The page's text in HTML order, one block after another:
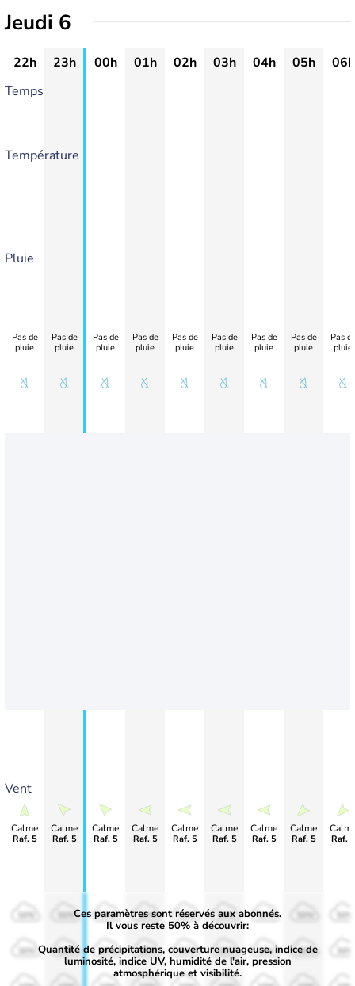
Jeudi 6
22h 23h 00h 01h 02h 03h 04h 05h
06h
Temps
Température
Pluie
Vent
Pas de
pluie
Calme
Raf. 5
Pas de
pluie
Calme
Raf. 5
Pas de
pluie
Calme
Raf. 5
Pas de
pluie
Calme
Raf. 5
Pas de
pluie
Calme
Raf. 5
Pas de
pluie
Calme
Raf. 5
Pas de
pluie
Calme
Raf. 5
Pas de
pluie
Calme
Raf. 5
Pas
pluie
Raf. 5
50%
30%
50%
30%
50%
30%
50%
30%
50%
30%
50%
30%
50%
30% 30% 30%
Ces paramètres sont réservés aux abonnés.
Il vous reste 50% à découvrir:
Quantité de précipitations, couverture nuageuse, indice de
luminosité, indice UV, humidité de l'air, pression
atmosphérique et visibilité.